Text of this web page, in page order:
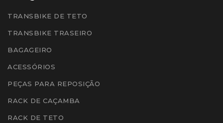
TRANSBIKE DE TETO
TRANSBIKE TRASEIRO
BAGAGEIRO
ACESSÓRIOS
PEÇAS PARA REPOSIÇÃO
RACK DE CAÇAMBA
RACK DE TETO